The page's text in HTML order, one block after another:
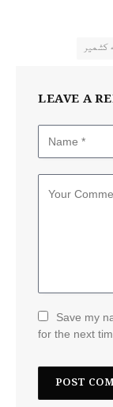
کشمیر
LEAVE A
Save my
for the next